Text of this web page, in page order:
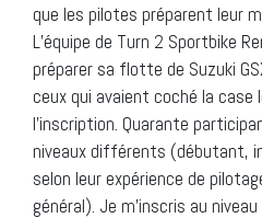
que les pilotes préparent leur
L’équipe de Turn 2 Sportbike
préparer sa flotte de Suzuki
ceux qui avaient coché la
l’inscription. Quarante
niveaux différents (débutant,
selon leur expérience de
général). Je m’inscris au